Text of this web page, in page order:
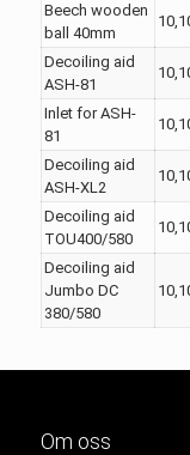
Beech wooden
ball 40mm
Decoiling aid
ASH-81
Inlet for ASH-
81
Decoiling aid
ASH-XL2
Decoiling aid
TOU400/580
Decoiling aid
Jumbo DC
380/580
Om oss